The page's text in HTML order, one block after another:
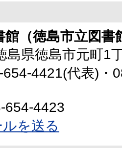
（徳島市立図書
県徳島市元町1
4421(代表)・
654-4423
を送る